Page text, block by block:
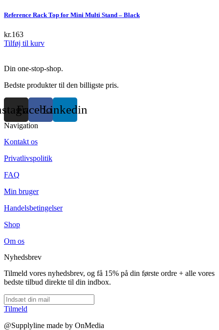
on
Reference Rack Top for Mini Multi Stand – Black
kr.163
Tilføj til kurv
Din one-stop-shop.
Bedste produkter til den billigste pris.
FacebookLinkedin
Navigation
Kontakt os
Privatlivspolitik
FAQ
Min bruger
Handelsbetingelser
Shop
Om os
Nyhedsbrev
Tilmeld vores nyhedsbrev, og få 15% på din første ordre + alle vores
bedste tilbud direkte til din indbox.
Tilmeld
@Supplyline made by OnMedia